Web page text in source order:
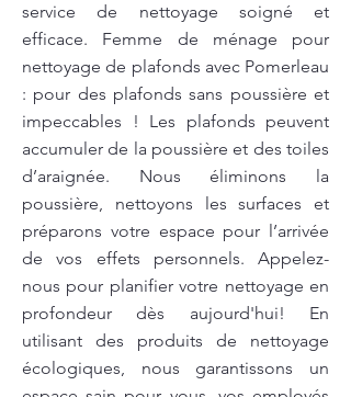
service de nettoyage soigné et
efficace. Femme de ménage pour
nettoyage de plafonds avec Pomerleau
: pour des plafonds sans poussière et
impeccables ! Les plafonds peuvent
accumuler de la poussière et des toiles
d’araignée. Nous éliminons la
poussière, nettoyons les surfaces et
préparons votre espace pour l’arrivée
de vos effets personnels. Appelez-
nous pour planifier votre nettoyage en
profondeur dès aujourd'hui! En
utilisant des produits de nettoyage
écologiques, nous garantissons un